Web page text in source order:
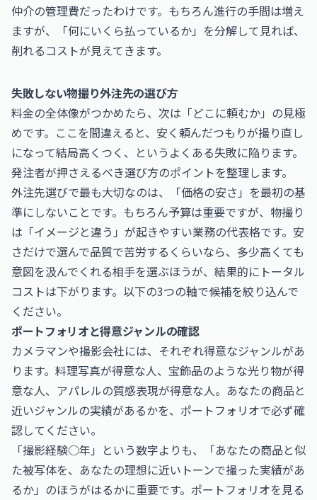
仲介の管理費だったわけです。もちろん進行の手間は増え
ますが、「何にいくら払っているか」を分解して見れば、
削れるコストが見えてきます。
失敗しない物撮り外注先の選び方
料金の全体像がつかめたら、次は「どこに頼むか」の見極
めです。ここを間違えると、安く頼んだつもりが撮り直し
になって結局高くつく、というよくある失敗に陥ります。
発注者が押さえるべき選び方のポイントを整理します。
外注先選びで最も大切なのは、「価格の安さ」を最初の基
準にしないことです。もちろん予算は重要ですが、物撮り
は「イメージと違う」が起きやすい業務の代表格です。安
さだけで選んで品質で苦労するくらいなら、多少高くても
意図を汲んでくれる相手を選ぶほうが、結果的にトータル
コストは下がります。以下の3つの軸で候補を絞り込んで
ください。
ポートフォリオと得意ジャンルの確認
カメラマンや撮影会社には、それぞれ得意なジャンルがあ
ります。料理写真が得意な人、宝飾品のような光り物が得
意な人、アパレルの質感表現が得意な人。あなたの商品と
近いジャンルの実績があるかを、ポートフォリオで必ず確
認してください。
「撮影経験○年」という数字よりも、「あなたの商品と似
た被写体を、あなたの理想に近いトーンで撮った実績があ
るか」のほうがはるかに重要です。ポートフォリオを見る